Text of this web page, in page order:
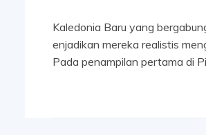
Kaledonia Baru yang
enjadikan mereka realistis
Pada penampilan pertama di